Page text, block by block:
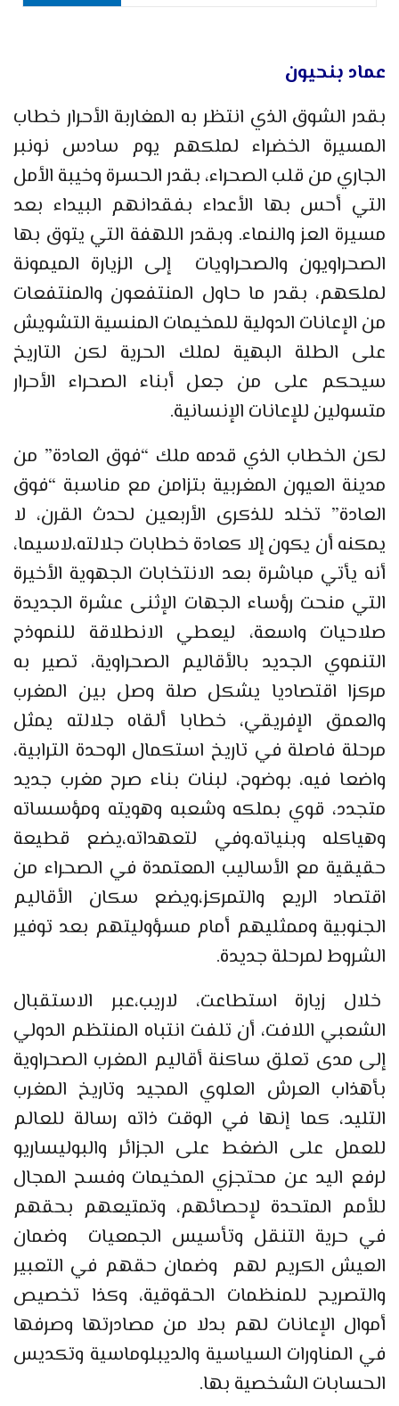
عماد بنحيون
بقدر الشوق الذي انتظر به المغاربة الأحرار خطاب
المسيرة الخضراء لملكهم يوم سادس نونبر
الجاري من قلب الصحراء، بقدر الحسرة وخيبة الأمل
التي أحس بها الأعداء بفقدانهم البيداء بعد
مسيرة العز والنماء. وبقدر اللهفة التي يتوق بها
الصحراويون والصحراويات إلى الزيارة الميمونة
لملكهم، بقدر ما حاول المنتفعون والمنتفعات
من الإعانات الدولية للمخيمات المنسية التشويش
على الطلة البهية لملك الحرية لكن التاريخ
سيحكم على من جعل أبناء الصحراء الأحرار
متسولين للإعانات الإنسانية.
لكن الخطاب الذي قدمه ملك “فوق العادة” من
مدينة العيون المغربية بتزامن مع مناسبة “فوق
العادة” تخلد للذكرى الأربعين لحدث القرن، لا
يمكنه أن يكون إلا كعادة خطابات جلالته،لاسيما،
أنه يأتي مباشرة بعد الانتخابات الجهوية الأخيرة
التي منحت رؤساء الجهات الإثنى عشرة الجديدة
صلاحيات واسعة، ليعطي الانطلاقة للنموذج
التنموي الجديد بالأقاليم الصحراوية، تصير به
مركزا اقتصاديا يشكل صلة وصل بين المغرب
والعمق الإفريقي، خطابا ألقاه جلالته يمثل
مرحلة فاصلة في تاريخ استكمال الوحدة الترابية،
واضعا فيه، بوضوح، لبنات بناء صرح مغرب جديد
متجدد، قوي بملكه وشعبه وهويته ومؤسساته
وهياكله وبنياته.وفي لتعهداته،يضع قطيعة
حقيقية مع الأساليب المعتمدة في الصحراء من
اقتصاد الريع والتمركز،ويضع سكان الأقاليم
الجنوبية وممثليهم أمام مسؤوليتهم بعد توفير
الشروط لمرحلة جديدة.
خلال زيارة استطاعت، لاريب،عبر الاستقبال
الشعبي اللافت، أن تلفت انتباه المنتظم الدولي
إلى مدى تعلق ساكنة أقاليم المغرب الصحراوية
بأهذاب العرش العلوي المجيد وتاريخ المغرب
التليد، كما إنها في الوقت ذاته رسالة للعالم
للعمل على الضغط على الجزائر والبوليساريو
لرفع اليد عن محتجزي المخيمات وفسح المجال
للأمم المتحدة لإحصائهم، وتمتيعهم بحقهم
في حرية التنقل وتأسيس الجمعيات وضمان
العيش الكريم لهم وضمان حقهم في التعبير
والتصريح للمنظمات الحقوقية، وكذا تخصيص
أموال الإعانات لهم بدلا من مصادرتها وصرفها
في المناورات السياسية والديبلوماسية وتكديس
الحسابات الشخصية بها.